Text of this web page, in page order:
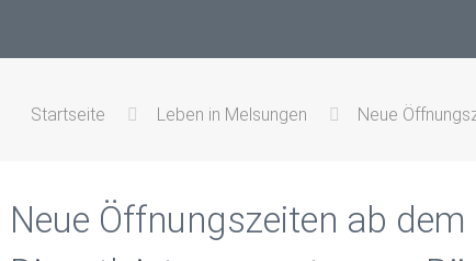
Startseite Leben in Melsungen Neue
Neue Öffnungszeiten ab